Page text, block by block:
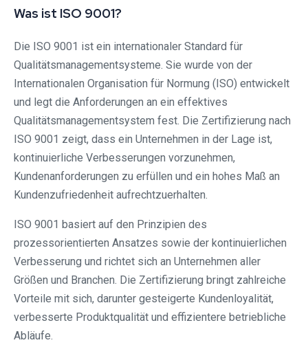
Was ist ISO 9001?
Die ISO 9001 ist ein internationaler Standard für
Qualitätsmanagementsysteme. Sie wurde von der
Internationalen Organisation für Normung (ISO) entwickelt
und legt die Anforderungen an ein effektives
Qualitätsmanagementsystem fest. Die Zertifizierung nach
ISO 9001 zeigt, dass ein Unternehmen in der Lage ist,
kontinuierliche Verbesserungen vorzunehmen,
Kundenanforderungen zu erfüllen und ein hohes Maß an
Kundenzufriedenheit aufrechtzuerhalten.
ISO 9001 basiert auf den Prinzipien des
prozessorientierten Ansatzes sowie der kontinuierlichen
Verbesserung und richtet sich an Unternehmen aller
Größen und Branchen. Die Zertifizierung bringt zahlreiche
Vorteile mit sich, darunter gesteigerte Kundenloyalität,
verbesserte Produktqualität und effizientere betriebliche
Abläufe.